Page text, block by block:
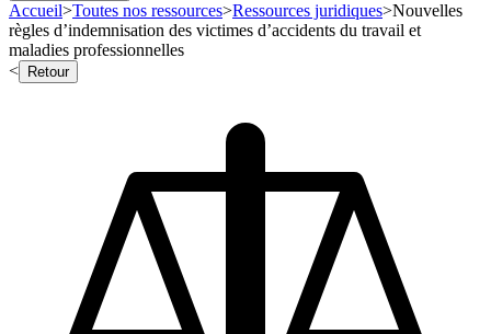
Accueil>Toutes nos ressources>Ressources juridiques>Nouvelles
règles d’indemnisation des victimes d’accidents du travail et
maladies professionnelles
<
Retour